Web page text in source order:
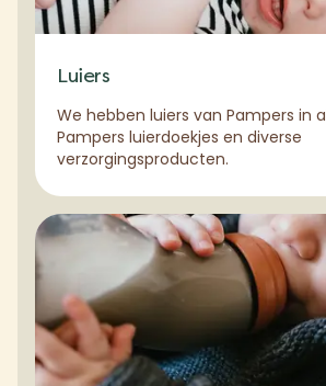
Luiers
We hebben luiers van Pampers in
Pampers luierdoekjes en diverse
verzorgingsproducten.